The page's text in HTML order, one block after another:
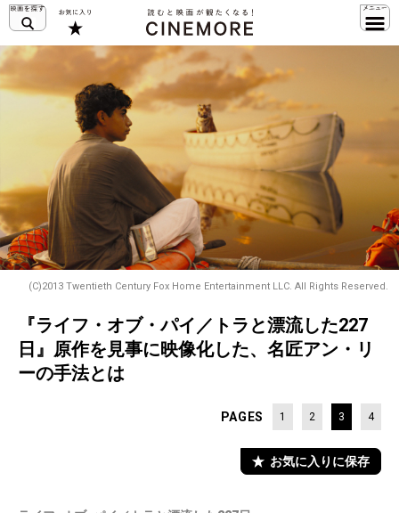
(C)2013 Twentieth Century Fox Home Entertainment LLC. All Rights Reserved.
『ライフ・オブ・パイ／トラと漂流した227
日』原作を見事に映像化した、名匠アン・リ
ーの手法とは
PAGES 1 2 3 4
お気に入りに保存